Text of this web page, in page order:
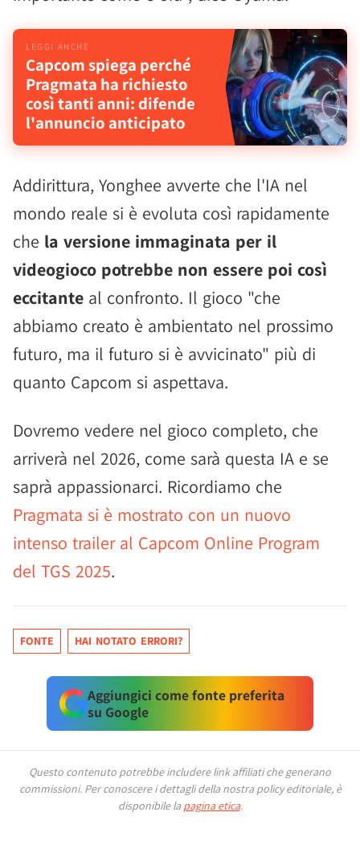
Capcom spiega perché
Pragmata ha richiesto
così tanti anni: difende
l'annuncio anticipato
Addirittura, Yonghee avverte che l'IA nel
mondo reale si è evoluta così rapidamente
che la versione immaginata per il
videogioco potrebbe non essere poi così
eccitante al confronto. Il gioco "che
abbiamo creato è ambientato nel prossimo
futuro, ma il futuro si è avvicinato" più di
quanto Capcom si aspettava.
Dovremo vedere nel gioco completo, che
arriverà nel 2026, come sarà questa IA e se
saprà appassionarci. Ricordiamo che
Pragmata si è mostrato con un nuovo
intenso trailer al Capcom Online Program
del TGS 2025.
FONTE HAI NOTATO ERRORI?
Aggiungici come fonte preferita
su Google
Questo contenuto potrebbe includere link affiliati che generano
commissioni. Per conoscere i dettagli della nostra policy editoriale, è
disponibile la pagina etica.